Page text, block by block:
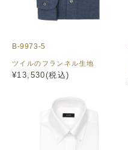
B-9973-5
ツイルのフランネル生地
¥13,530(税込)